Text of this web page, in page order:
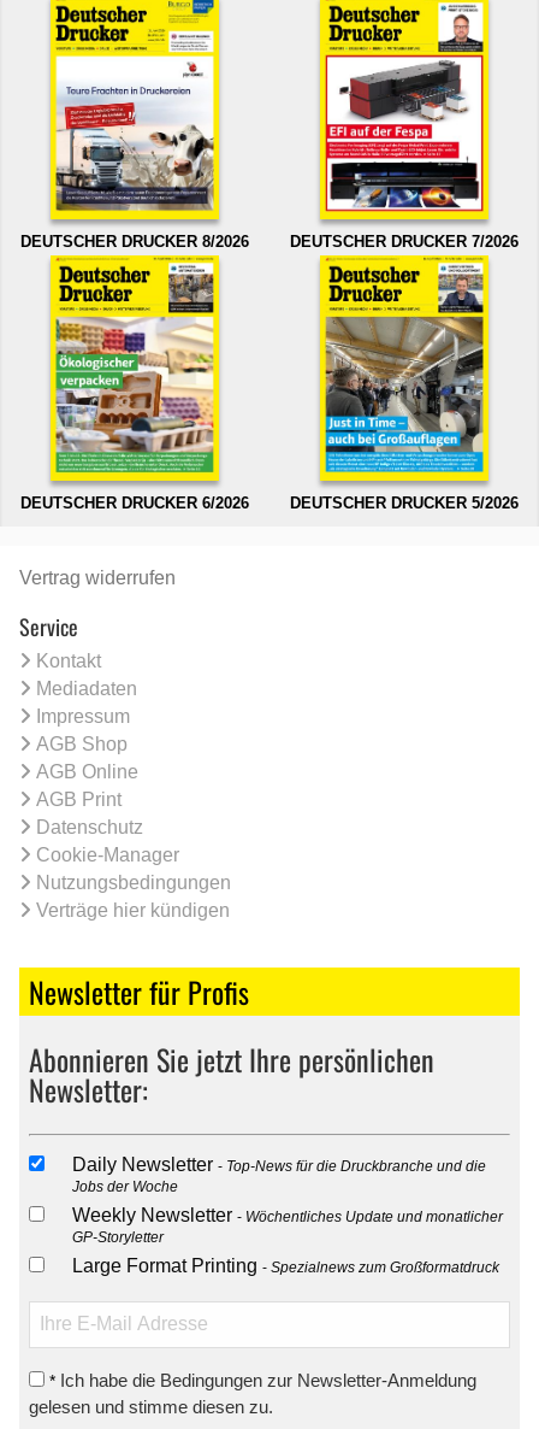
DEUTSCHER DRUCKER 8/2026 DEUTSCHER DRUCKER 7/2026
DEUTSCHER DRUCKER 6/2026 DEUTSCHER DRUCKER 5/2026
Vertrag widerrufen
Service
Kontakt
Mediadaten
Impressum
AGB Shop
AGB Online
AGB Print
Datenschutz
Cookie-Manager
Nutzungsbedingungen
Verträge hier kündigen
Newsletter für Profis
Abonnieren Sie jetzt Ihre persönlichen
Newsletter:
Daily Newsletter
Top-News für die Druckbranche und die
Jobs der Woche
Weekly Newsletter
Wöchentliches Update und monatlicher
GP-Storyletter
Large Format Printing Spezialnews zum Großformatdruck
* Ich habe die Bedingungen zur Newsletter-Anmeldung
gelesen und stimme diesen zu.